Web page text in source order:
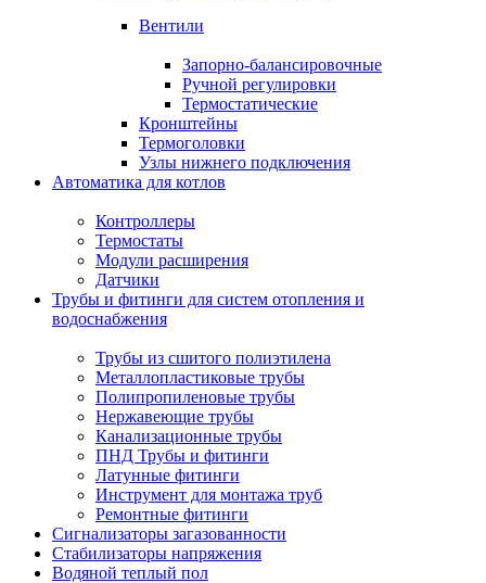
Вентили
Запорно-балансировочные
Ручной регулировки
Термостатические
Кронштейны
Термоголовки
Узлы нижнего подключения
Автоматика для котлов
Контроллеры
Термостаты
Модули расширения
Датчики
Трубы и фитинги для систем отопления и
водоснабжения
Трубы из сшитого полиэтилена
Металлопластиковые трубы
Полипропиленовые трубы
Нержавеющие трубы
Канализационные трубы
ПНД Трубы и фитинги
Латунные фитинги
Инструмент для монтажа труб
Ремонтные фитинги
Сигнализаторы загазованности
Стабилизаторы напряжения
Водяной теплый пол